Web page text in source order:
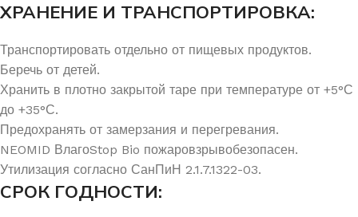
ХРАНЕНИЕ И ТРАНСПОРТИРОВКА:
Транспортировать отдельно от пищевых продуктов.
Беречь от детей.
Хранить в плотно закрытой таре при температуре от +5°С
до +35°С.
Предохранять от замерзания и перегревания.
NEOMID ВлагоStop Bio пожаровзрывобезопасен.
Утилизация согласно СанПиН 2.1.7.1322-03.
СРОК ГОДНОСТИ: